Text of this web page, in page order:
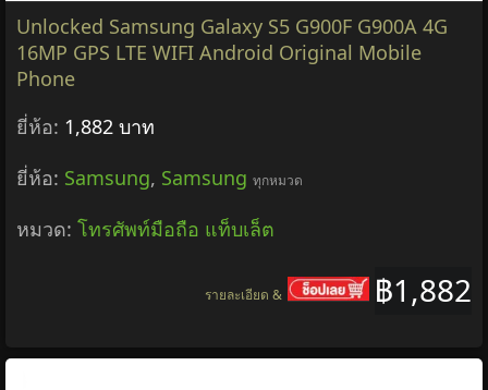
Unlocked Samsung Galaxy S5 G900F G900A 4G
16MP GPS LTE WIFI Android Original Mobile
Phone
ยี่ห้อ: 1,882 บาท
ยี่ห้อ: Samsung, Samsung ทุกหมวด
หมวด: โทรศัพท์มือถือ แท็บเล็ต
฿1,882
รายละเอียด &